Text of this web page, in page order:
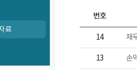
료
번호
14
13